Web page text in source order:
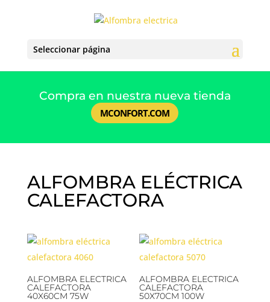
Seleccionar página
Compra en nuestra nueva tienda
MCONFORT.COM
ALFOMBRA ELÉCTRICA
CALEFACTORA
ALFOMBRA ELECTRICA
CALEFACTORA
40X60CM 75W
ALFOMBRA ELECTRICA
CALEFACTORA
50X70CM 100W